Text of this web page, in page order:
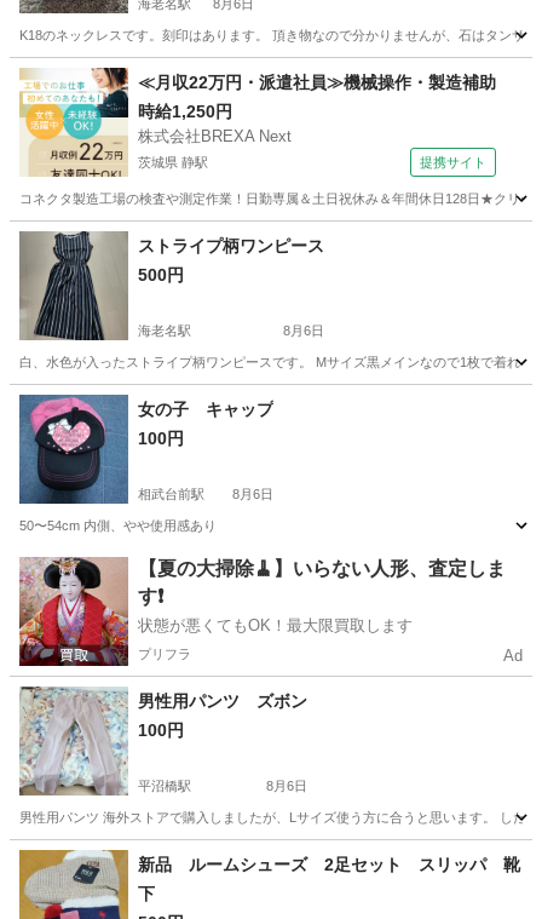
海老名駅 8月6日
K18のネックレスです。刻印はあります。 頂き物なので分かりませんが、石はタンザ
神奈川 海老名市 海老名駅 アクセサリー 天使
≪月収22万円・派遣社員≫機械操作・製造補助
時給1,250円
株式会社BREXA Next
茨城県 静駅 提携サイト
コネクタ製造工場の検査や測定作業！日勤専属＆土日祝休み＆年間休日128日★クリ
茨城 常陸大宮市 静駅 その他
ストライプ柄ワンピース
500円
海老名駅 8月6日
白、水色が入ったストライプ柄ワンピースです。 Mサイズ黒メインなので1枚で着れま
神奈川 海老名市 海老名駅 ワンピース
女の子 キャップ
100円
相武台前駅 8月6日
50〜54cm 内側、やや使用感あり
神奈川 相武台前駅 小物
【夏の大掃除🧹】いらない人形、査定しま
す❗️
状態が悪くてもOK！最大限買取します
プリフラ Ad
男性用パンツ ズボン
100円
平沼橋駅 8月6日
男性用パンツ 海外ストアで購入しましたが、Lサイズ使う方に合うと思います。 した
神奈川 横浜市 平沼橋駅 ズボン
新品 ルームシューズ 2足セット スリッパ 靴
下